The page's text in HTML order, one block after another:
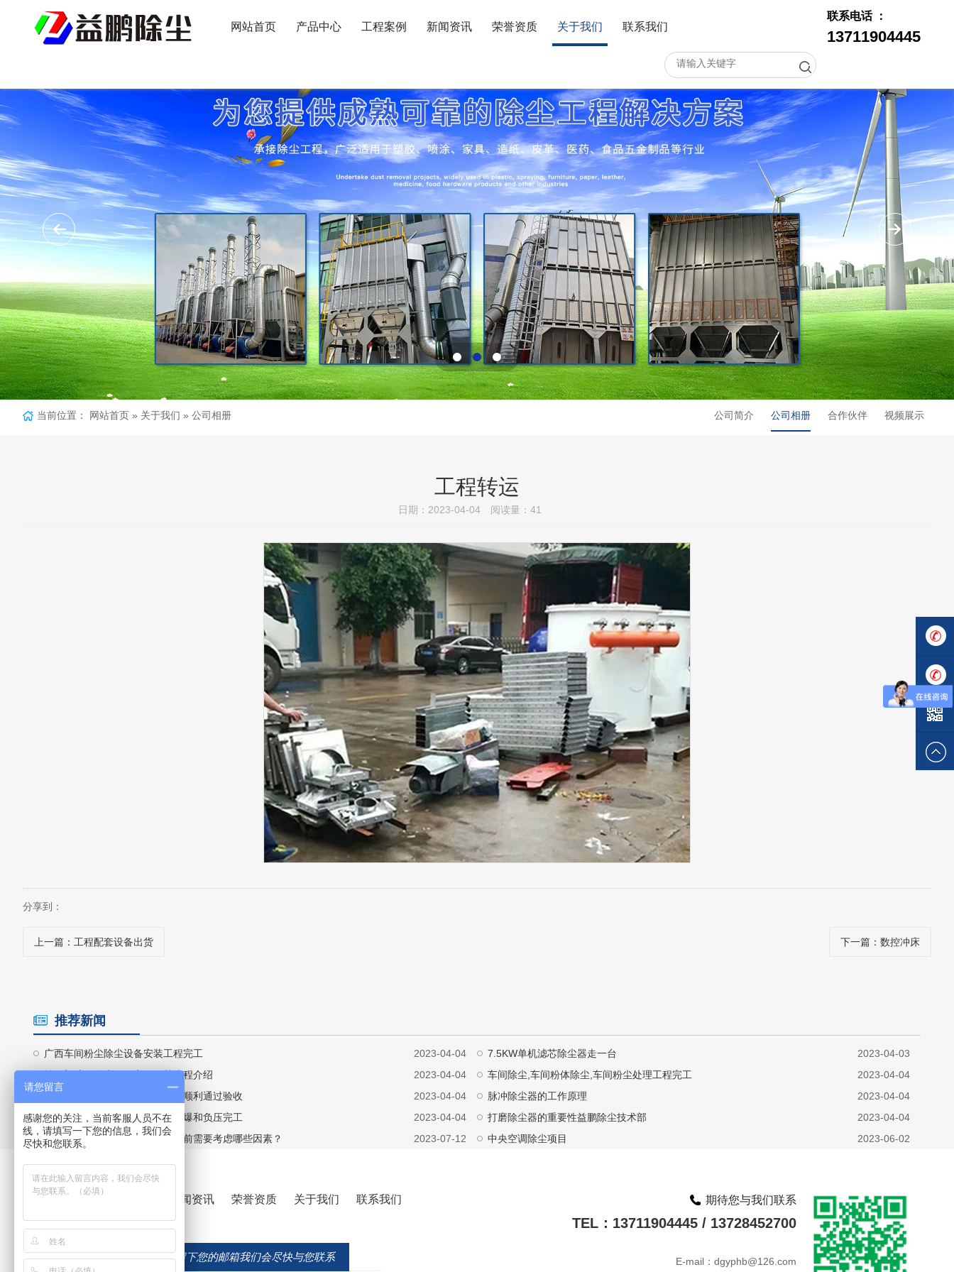
网站首页 产品中心 工程案例 新闻资讯 荣誉资质 关于我们 联系我们
联系电话 ：
13711904445
当前位置： 网站首页 » 关于我们 » 公司相册 公司简介 公司相册 合作伙伴 视频展示
工程转运
日期：2023-04-04 阅读量： 41
分享到：
上一篇 ：工程配套设备出货 下一篇 ：数控冲床
推荐新闻
广西车间粉尘除尘设备安装工程完工 2023-04-04 7.5KW单机滤芯除尘器走一台
2023-04-03
益鹏塑胶厂除尘工程完工工艺流程介绍
2023-04-04 车间除尘,车间粉体除尘,车间粉尘处理工程完工
2023-04-04
益鹏深南电路有限公司除尘工程顺利通过验收
2023-04-04 脉冲除尘器的工作原理
2023-04-04
静电喷涂除尘器改隔爆，无焰泄爆和负压完工
2023-04-04 打磨除尘器的重要性益鹏除尘技术部
2023-04-04
除尘设备市场究竟有多大？投资前需要考虑哪些因素？
2023-07-12 中央空调除尘项目 2023-06-02
产品中心 新闻资讯 荣誉资质 关于我们 联系我们
如果您有意合作，请在此留下您的邮箱我们会尽快与您联系
期待您与我们联系
TEL：13711904445 / 13728452700
E-mail：dgyphb@126.com
请您留言
感谢您的关注，当前客服人员不在
线，请填写一下您的信息，我们会
尽快和您联系。